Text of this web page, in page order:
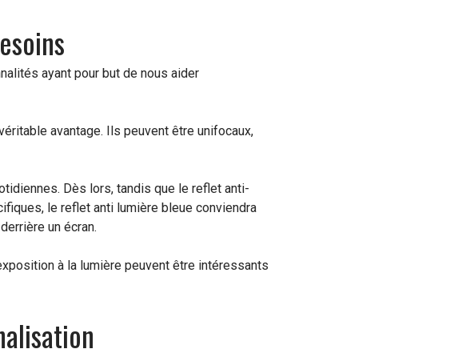
ayant pour but de nous aider
avantage. Ils peuvent être unifocaux,
Dès lors, tandis que le reflet anti-
le reflet anti lumière bleue conviendra
un écran.
à la lumière peuvent être intéressants